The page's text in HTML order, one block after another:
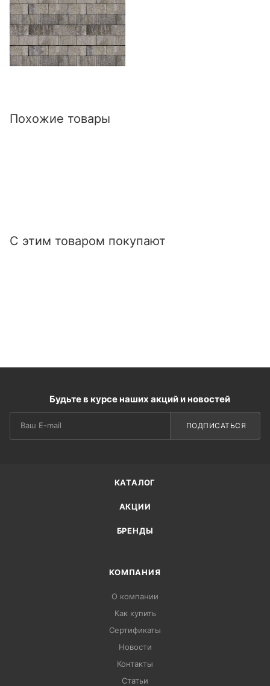
Похожие товары
С этим товаром покупают
Будьте в курсе наших акций и новостей
ПОДПИСАТЬСЯ
КАТАЛОГ
АКЦИИ
БРЕНДЫ
КОМПАНИЯ
О компании
Как купить
Сертификаты
Новости
Контакты
Статьи